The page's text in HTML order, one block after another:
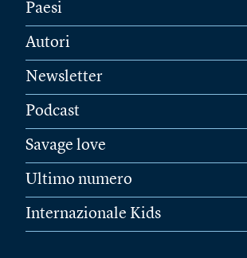
Paesi
Autori
Newsletter
Podcast
Savage love
Ultimo numero
Internazionale Kids